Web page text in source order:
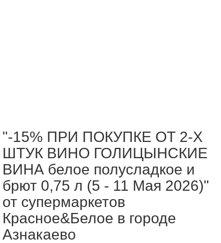
"-15% ПРИ ПОКУПКЕ ОТ 2-Х
ШТУК ВИНО ГОЛИЦЫНСКИЕ
ВИНА белое полусладкое и
брют 0,75 л (5 - 11 Мая 2026)"
от супермаркетов
Красное&Белое в городе
Азнакаево